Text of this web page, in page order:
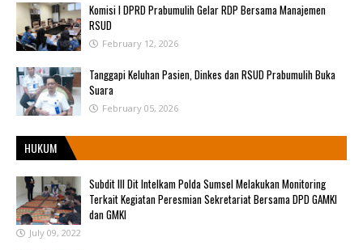
Komisi I DPRD Prabumulih Gelar RDP Bersama Manajemen
RSUD
February 12, 2026
Tanggapi Keluhan Pasien, Dinkes dan RSUD Prabumulih Buka
Suara
February 05, 2026
HUKUM
Subdit III Dit Intelkam Polda Sumsel Melakukan Monitoring
Terkait Kegiatan Peresmian Sekretariat Bersama DPD GAMKI
dan GMKI
July 09, 2022